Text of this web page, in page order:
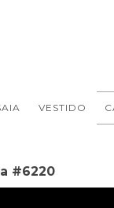
VESTIDO
#6220